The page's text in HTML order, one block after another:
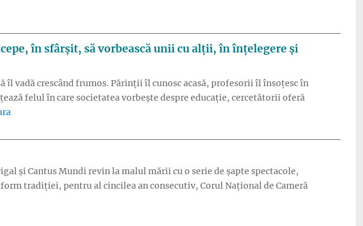
în sfârșit, să vorbească unii cu alții, în înțelegere și
vadă crescând frumos. Părinții îl cunosc acasă, profesorii îl însoțesc în
felul în care societatea vorbește despre educație, cercetătorii oferă
și Cantus Mundi revin la malul mării cu o serie de șapte spectacole,
tradiției, pentru al cincilea an consecutiv, Corul Național de Cameră